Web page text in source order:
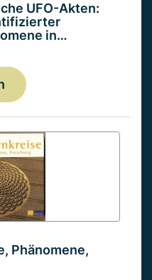
UFO-Akten:
in…
Phänomene,